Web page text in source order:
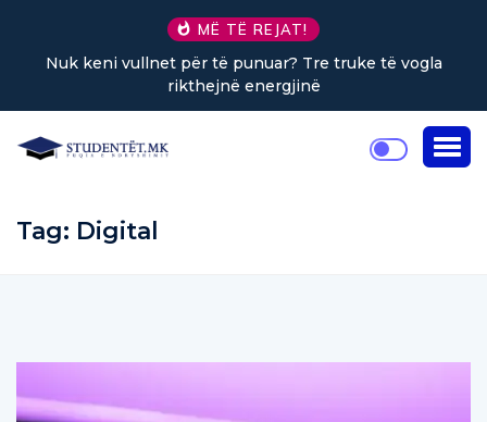
MË TË REJAT!
keni vullnet për të punuar? Tre truke të vogla
rikthejnë energjinë
Tag: Digital